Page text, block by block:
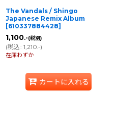
The Vandals / Shingo
Japanese Remix Album
[610337884428]
1,100.-(税別)
(税込: 1,210.-)
在庫わずか
カートに入れる